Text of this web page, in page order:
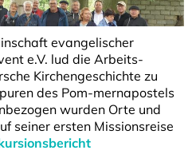
evangelischer
e.V. lud die Arbeits-
Kirchengeschichte zu
des Pom-mernapostels
wurden Orte und
seiner ersten Missionsreise